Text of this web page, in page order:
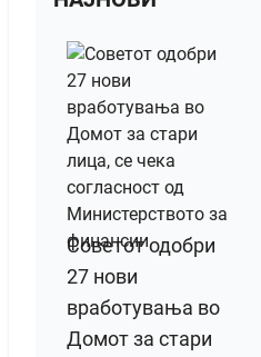
Советот одобри
27 нови
вработувања во
Домот за стари